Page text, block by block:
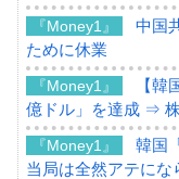
『Money1』
中国
ために休業
『Money1』
【
億ドル」を達成 ⇒
『Money1』
韓国
当局は全然アテに